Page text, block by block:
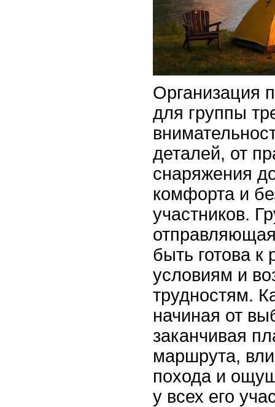
Организация
для группы
деталей, от
снаряжения
комфорта и
участников.
быть готова к
условиям и
трудностям.
начиная от
заканчивая
маршрута,
похода и
у всех его